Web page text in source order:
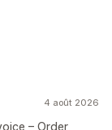
4 août 2026
– Order